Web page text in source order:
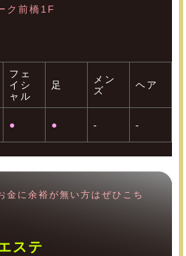
ク前橋1F
フェ
イシ
ャル
足
メン
ズ
ヘア
● ● - -
金に余裕が無い方はぜひこち
ステ